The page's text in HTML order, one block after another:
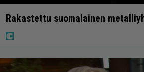
Rakastettu suomalainen